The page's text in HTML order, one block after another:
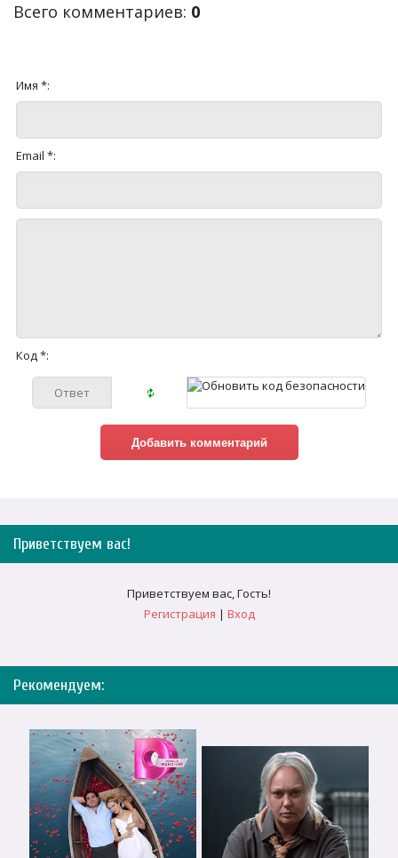
Всего комментариев: 0
Имя *:
Email *:
Код *:
Приветствуем вас!
Приветствуем вас,Гость!
Регистрация | Вход
Рекомендуем: